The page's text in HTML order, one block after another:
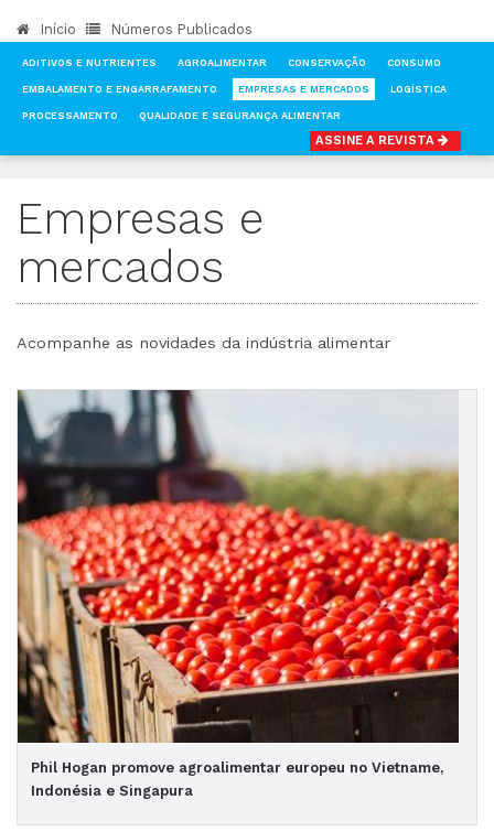
Início Números Publicados
ADITIVOS E NUTRIENTES AGROALIMENTAR CONSERVAÇÃO CONSUMO
EMBALAMENTO E ENGARRAFAMENTO EMPRESAS E MERCADOS LOGÍSTICA
PROCESSAMENTO QUALIDADE E SEGURANÇA ALIMENTAR
ASSINE A REVISTA
Empresas e
mercados
Acompanhe as novidades da indústria alimentar
Phil Hogan promove agroalimentar europeu no Vietname,
Indonésia e Singapura